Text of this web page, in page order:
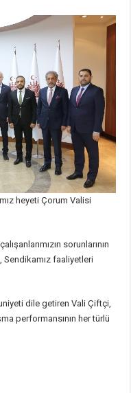
heyeti Çorum Valisi
sorunlarının
Sendikamız faaliyetleri
dile getiren Vali Çiftçi,
performansının her türlü